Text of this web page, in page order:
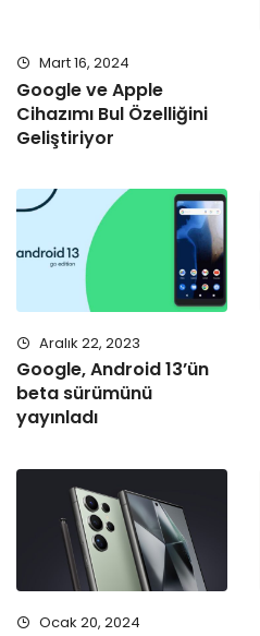
Mart 16, 2024
Google ve Apple
Cihazımı Bul Özelliğini
Geliştiriyor
Aralık 22, 2023
Google, Android 13’ün
beta sürümünü
yayınladı
Ocak 20, 2024